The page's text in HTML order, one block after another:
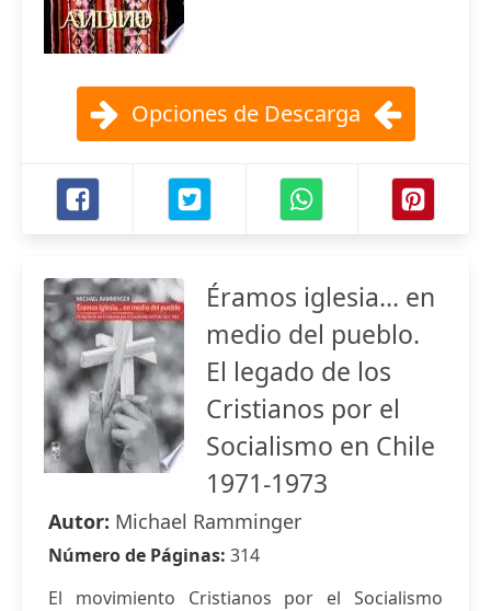
Opciones de Descarga
Éramos iglesia… en
medio del pueblo.
El legado de los
Cristianos por el
Socialismo en Chile
1971-1973
Autor: Michael Ramminger
Número de Páginas: 314
El movimiento Cristianos por el Socialismo